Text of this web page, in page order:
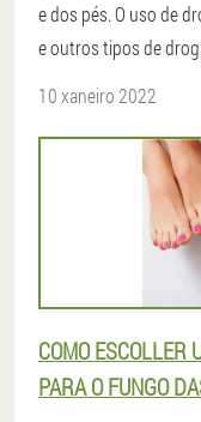
e dos pés. O uso de
e outros tipos de
10 xaneiro 2022
COMO ESCOLLER
PARA O FUNGO